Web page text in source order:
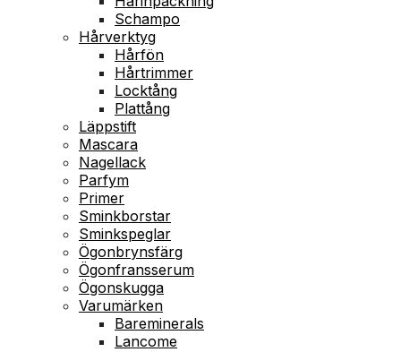
Schampo
Hårverktyg
Hårfön
Hårtrimmer
Locktång
Plattång
Läppstift
Mascara
Nagellack
Parfym
Primer
Sminkborstar
Sminkspeglar
Ögonbrynsfärg
Ögonfransserum
Ögonskugga
Varumärken
Bareminerals
Lancome